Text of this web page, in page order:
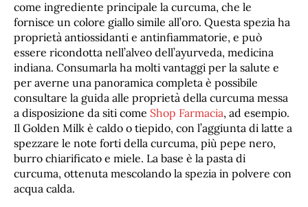
come ingrediente principale la curcuma, che le
fornisce un colore giallo simile all’oro. Questa spezia ha
proprietà antiossidanti e antinfiammatorie, e può
essere ricondotta nell’alveo dell’ayurveda, medicina
indiana. Consumarla ha molti vantaggi per la salute e
per averne una panoramica completa è possibile
consultare la guida alle proprietà della curcuma messa
a disposizione da siti come Shop Farmacia, ad esempio.
Il Golden Milk è caldo o tiepido, con l’aggiunta di latte a
spezzare le note forti della curcuma, più pepe nero,
burro chiarificato e miele. La base è la pasta di
curcuma, ottenuta mescolando la spezia in polvere con
acqua calda.